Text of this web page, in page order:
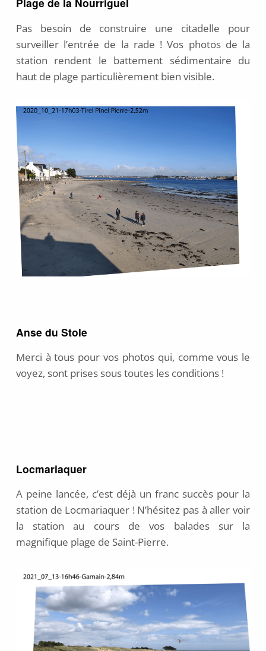
Pas besoin de construire une citadelle pour
surveiller l’entrée de la rade ! Vos photos de la
station rendent le battement sédimentaire du
haut de plage particulièrement bien visible.
Anse du Stole
Merci à tous pour vos photos qui, comme vous le
voyez, sont prises sous toutes les conditions !
Locmariaquer
A peine lancée, c’est déjà un franc succès pour la
station de Locmariaquer ! N’hésitez pas à aller voir
la station au cours de vos balades sur la
magnifique plage de Saint-Pierre.